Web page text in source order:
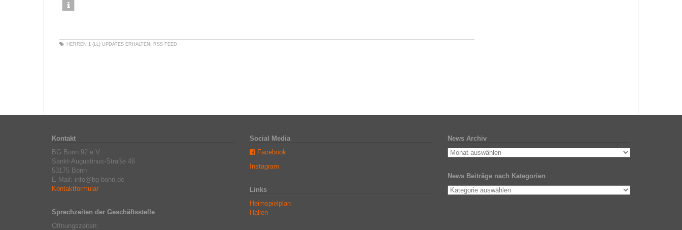
HERREN 1 (LL) UPDATES ERHALTEN: RSS FEED
Kontakt
BG Bonn 92 e.V.
Sankt-Augustinus-Straße 46
53175 Bonn
E-Mail: info@bg-bonn.de
Kontaktformular
Sprechzeiten der Geschäftsstelle
Öffnungszeiten:
Social Media
Facebook
Instagram
Links
Heimspielplan
Hallen
News Archiv
News Beiträge nach Kategorien